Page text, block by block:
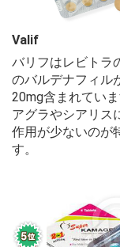
Valif
バリフはレビトラ
のバルデナフィル
20mg含まれてい
アグラやシアリス
作用が少ないのが
す。